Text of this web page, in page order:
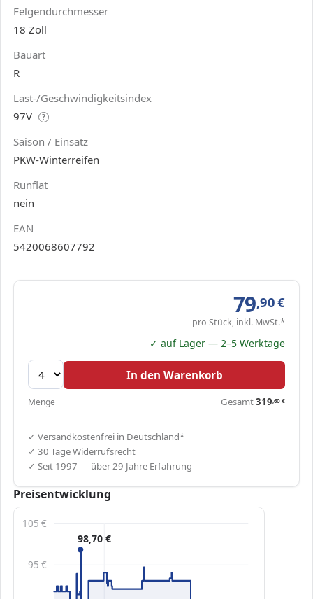
Felgendurchmesser
18 Zoll
Bauart
R
Last-/Geschwindigkeitsindex
97V
?
Saison / Einsatz
PKW-Winterreifen
Runflat
nein
EAN
5420068607792
79,90€
pro Stück, inkl. MwSt.*
✓ auf Lager — 2–5 Werktage
In den Warenkorb
Menge Gesamt319,60€
✓ Versandkostenfrei in Deutschland*
✓ 30 Tage Widerrufsrecht
✓ Seit 1997 — über 29 Jahre Erfahrung
Preisentwicklung
95 €
105 €
98,70 €